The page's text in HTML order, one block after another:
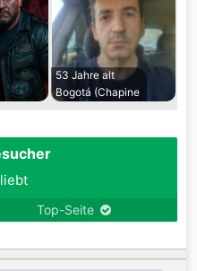
53 Jahre alt
Bogotá (Chapine
Top-Seite